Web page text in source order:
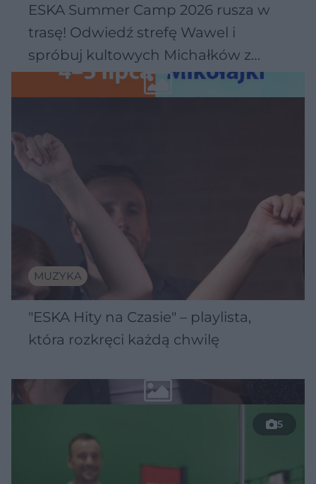
ESKA Summer Camp 2026 rusza w
trasę! Odwiedź strefę Wawel i
spróbuj kultowych Michałków z
Wawelu
MUZYKA
"ESKA Hity na Czasie" – playlista,
która rozkręci każdą chwilę
5